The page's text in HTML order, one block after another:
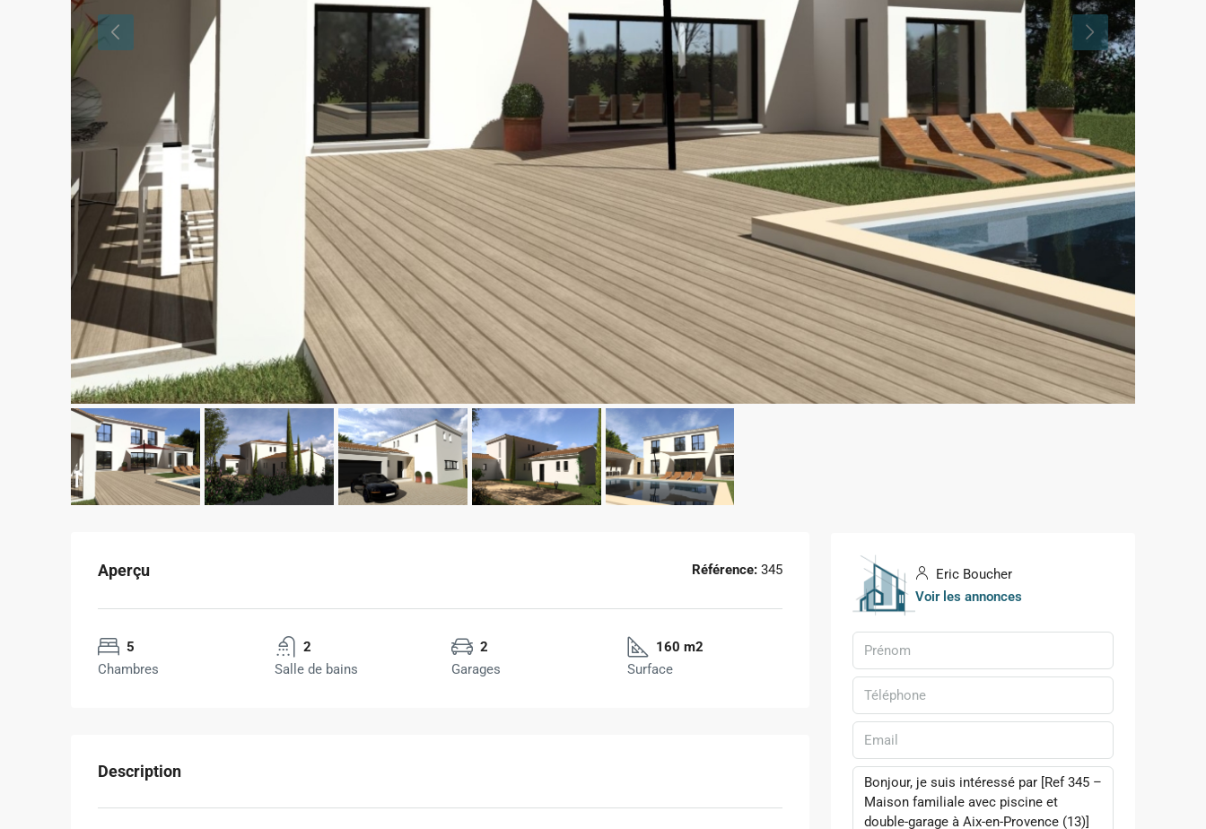
Aperçu Référence: 345
5
Chambres
2
Salle de bains
2
Garages
160 m2
Surface
Description
Eric Boucher
Voir les annonces